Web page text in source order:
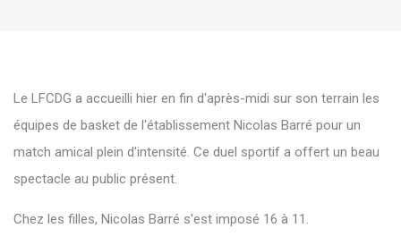
Le LFCDG a accueilli hier en fin d'après-midi sur son terrain les
équipes de basket de l'établissement Nicolas Barré pour un
match amical plein d'intensité. Ce duel sportif a offert un beau
spectacle au public présent.
Chez les filles, Nicolas Barré s'est imposé 16 à 11.